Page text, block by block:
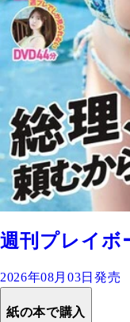
週刊プレイボ
2026年08月03日発売
紙の本で購入